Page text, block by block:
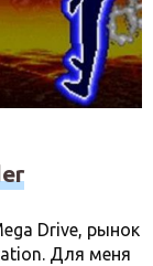
Drive, рынок
Для меня